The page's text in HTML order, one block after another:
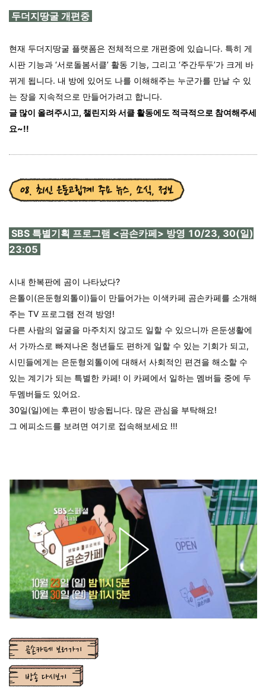
두더지땅굴 개편중
현재 두더지땅굴 플랫폼은 전체적으로 개편중에 있습니다. 특히 게
시판 기능과 ‘서로돌봄서클’ 활동 기능, 그리고 ‘주간두두’가 크게 바
뀌게 됩니다. 내 방에 있어도 나를 이해해주는 누군가를 만날 수 있
는 장을 지속적으로 만들어가려고 합니다.
글 많이 올려주시고, 챌린지와 서클 활동에도 적극적으로 참여해주세
요~!!
SBS 특별기획 프로그램 <곰손카페> 방영 10/23, 30(일)
23:05
시내 한복판에 곰이 나타났다?
은톨이(은둔형외톨이)들이 만들어가는 이색카페 곰손카페를 소개해
주는 TV 프로그램 전격 방영!
다른 사람의 얼굴을 마주치지 않고도 일할 수 있으니까 은둔생활에
서 가까스로 빠져나온 청년들도 편하게 일할 수 있는 기회가 되고,
시민들에게는 은둔형외톨이에 대해서 사회적인 편견을 해소할 수
있는 계기가 되는 특별한 카페! 이 카페에서 일하는 멤버들 중에 두
두멤버들도 있어요.
30일(일)에는 후편이 방송됩니다. 많은 관심을 부탁해요!
그 에피소드를 보려면 여기로 접속해보세요 !!!